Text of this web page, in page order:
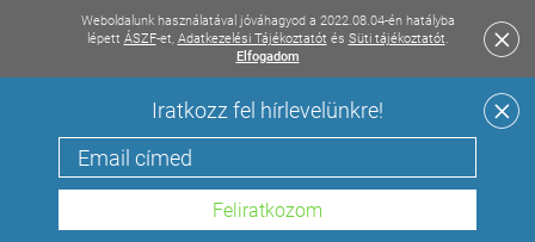
Weboldalunk használatával jóváhagyod a 2022.08.04-én hatályba
lépett ÁSZF-et, Adatkezelési Tájékoztatót és Süti tájékoztatót.
Elfogadom
Iratkozz fel hírlevelünkre!